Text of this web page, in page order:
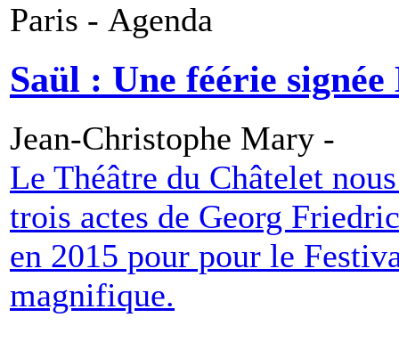
Paris - Agenda
Saül : Une féérie
Jean-Christophe Mary -
Le Théâtre du Châtelet
trois actes de Georg
en 2015 pour pour le
magnifique.